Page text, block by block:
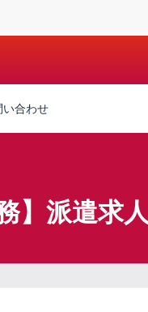
い合わせ
】派遣求人